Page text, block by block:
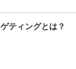
ティングとは？